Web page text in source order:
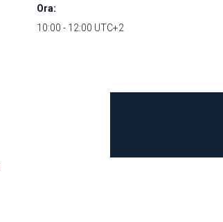
Ora:
10:00 - 12:00 UTC+2